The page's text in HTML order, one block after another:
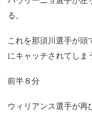
る。
これを那須川選手が頭
にキャッチされてしま
前半８分
ウィリアンス選手が